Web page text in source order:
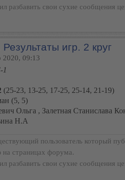
разбавить свои сухие сообщения
игр. 2 круг
2020, 09:13
1
(25-23, 13-25, 17-25, 25-14, 21-19)
(5, 5)
Ольга , Залетная Станислава
Н.А
пользователь который
страницах форума.
разбавить свои сухие сообщения